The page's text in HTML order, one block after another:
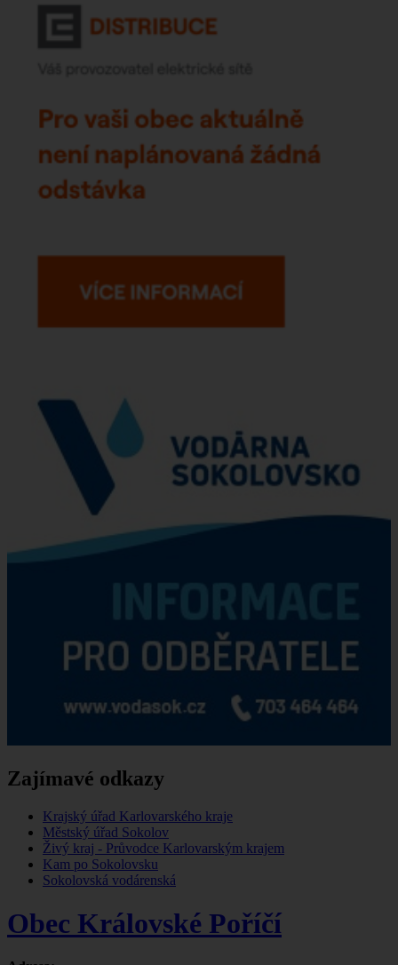
Zajímavé odkazy
Krajský úřad Karlovarského kraje
Městský úřad Sokolov
Živý kraj - Průvodce Karlovarským krajem
Kam po Sokolovsku
Sokolovská vodárenská
Obec Královské Poříčí